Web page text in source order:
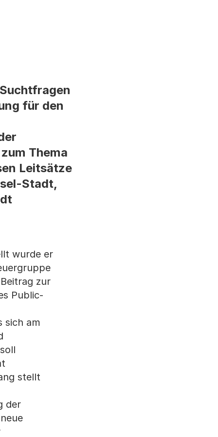
für den
Thema
Leitsätze
Stadt,
wurde er
zur
Public-
sich am
stellt
der